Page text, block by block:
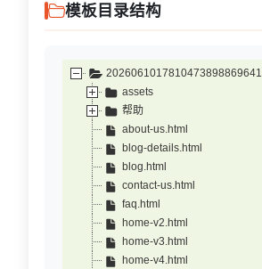
模板目录结构
2026061017810473898869641
assets
帮助
about-us.html
blog-details.html
blog.html
contact-us.html
faq.html
home-v2.html
home-v3.html
home-v4.html